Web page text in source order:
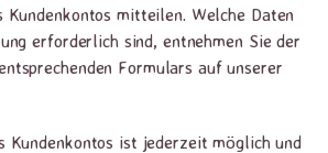
mitteilen. Welche Daten
erforderlich sind, entnehmen Sie der
Formulars auf unserer
Kundenkontos ist jederzeit möglich und